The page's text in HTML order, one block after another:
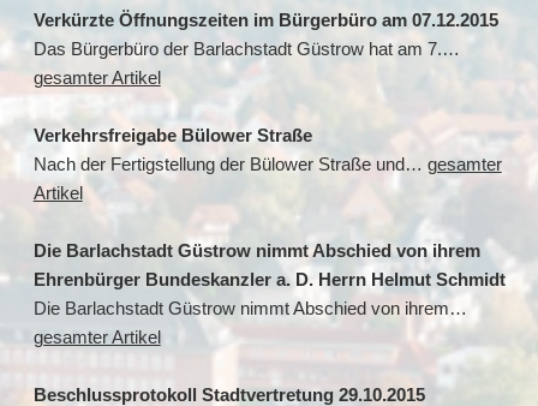
Verkürzte Öffnungszeiten im Bürgerbüro am 07.12.2015
Das Bürgerbüro der Barlachstadt Güstrow hat am 7.…
gesamter Artikel
Verkehrsfreigabe Bülower Straße
Nach der Fertigstellung der Bülower Straße und… gesamter
Artikel
Die Barlachstadt Güstrow nimmt Abschied von ihrem
Ehrenbürger Bundeskanzler a. D. Herrn Helmut Schmidt
Die Barlachstadt Güstrow nimmt Abschied von ihrem…
gesamter Artikel
Beschlussprotokoll Stadtvertretung 29.10.2015